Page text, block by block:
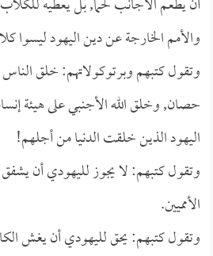
والأمم الخارجة عن دين اليهود ليسوا
وتقول كتبهم وبرتوكولاتهم: خلق الناس
حصان, وخلق الله الأجنبي على هيئة
اليهود الذين خلقت الدنيا من أجلهم!
وتقول كتبهم: لا يجوز لليهودي أن
الأمميين.
وتقول كتبهم: يحق لليهودي أن يغش